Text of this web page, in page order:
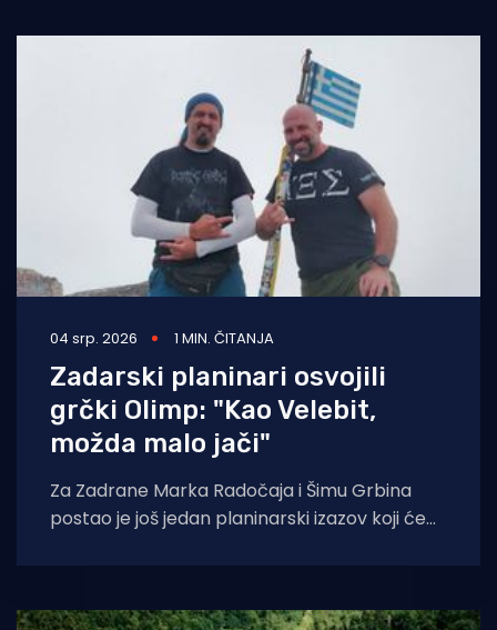
Tradicija i kultura
04 srp. 2026 1 MIN. ČITANJA
Zadarski planinari osvojili
grčki Olimp: "Kao Velebit,
možda malo jači"
Za Zadrane Marka Radočaja i Šimu Grbina
postao je još jedan planinarski izazov koji će